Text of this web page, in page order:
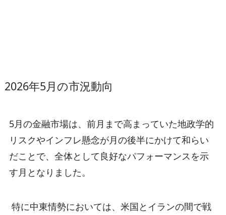
2026年5月の市況動向
5月の金融市場は、前月まで高まっていた地政学的
リスクやインフレ懸念が月の後半にかけて和らい
だことで、全体として良好なパフォーマンスを示
す月となりました。
特に中東情勢においては、米国とイランの間で戦